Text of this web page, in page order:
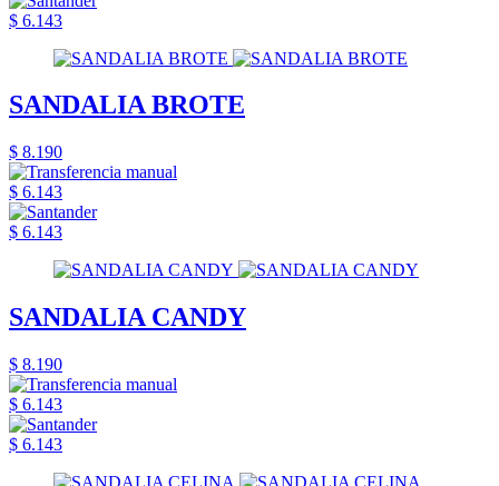
$ 6.143
SANDALIA BROTE
$ 8.190
$ 6.143
$ 6.143
SANDALIA CANDY
$ 8.190
$ 6.143
$ 6.143